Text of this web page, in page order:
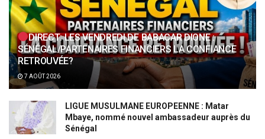
DIRECT: LES VENDREDI DE BABACAR DIONE :
SÉNÉGAL/PARTENAIRES FINANCIERS LA CONFIANCE
RETROUVÉE?
7 AOÛT 2026
LIGUE MUSULMANE EUROPEENNE : Matar
Mbaye, nommé nouvel ambassadeur auprès du
Sénégal